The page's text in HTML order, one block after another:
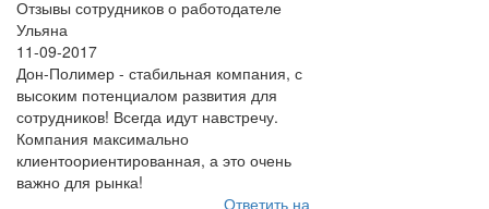
Отзывы сотрудников о работодателе
Ульяна
11-09-2017
Дон-Полимер - стабильная компания, с
высоким потенциалом развития для
сотрудников! Всегда идут навстречу.
Компания максимально
клиентоориентированная, а это очень
важно для рынка!
Ответить на